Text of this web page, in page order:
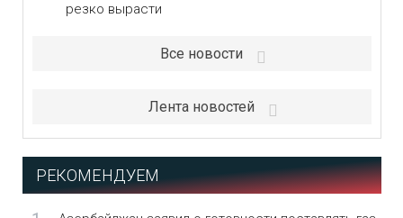
резко вырасти
Все новости
Лента новостей
РЕКОМЕНДУЕМ